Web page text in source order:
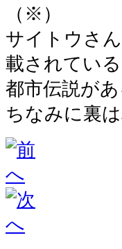
（※）
サイトウさ
載されてい
都市伝説が
ちなみに裏